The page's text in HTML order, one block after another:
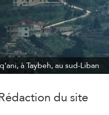
à Taybeh, au sud-Liban
du site